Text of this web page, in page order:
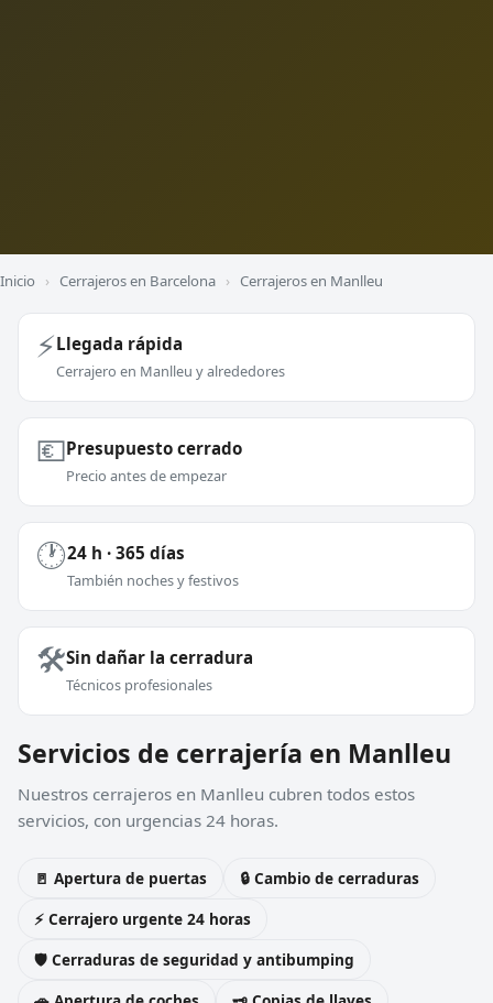
Inicio › Cerrajeros en Barcelona › Cerrajeros en Manlleu
⚡Llegada rápida
Cerrajero en Manlleu y alrededores
💶Presupuesto cerrado
Precio antes de empezar
🕐24 h · 365 días
También noches y festivos
🛠️Sin dañar la cerradura
Técnicos profesionales
Servicios de cerrajería en Manlleu
Nuestros cerrajeros en Manlleu cubren todos estos
servicios, con urgencias 24 horas.
🚪 Apertura de puertas
🔒 Cambio de cerraduras
⚡ Cerrajero urgente 24 horas
🛡️ Cerraduras de seguridad y antibumping